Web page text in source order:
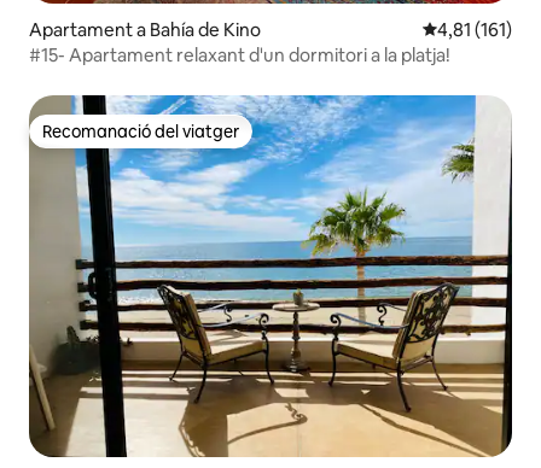
Apartament a Bahía de Kino 4,81 de
4,81 (161)
#15- Apartament relaxant d'un dormitori a la platja!
Recomanació del viatger
Recomanació del viatger